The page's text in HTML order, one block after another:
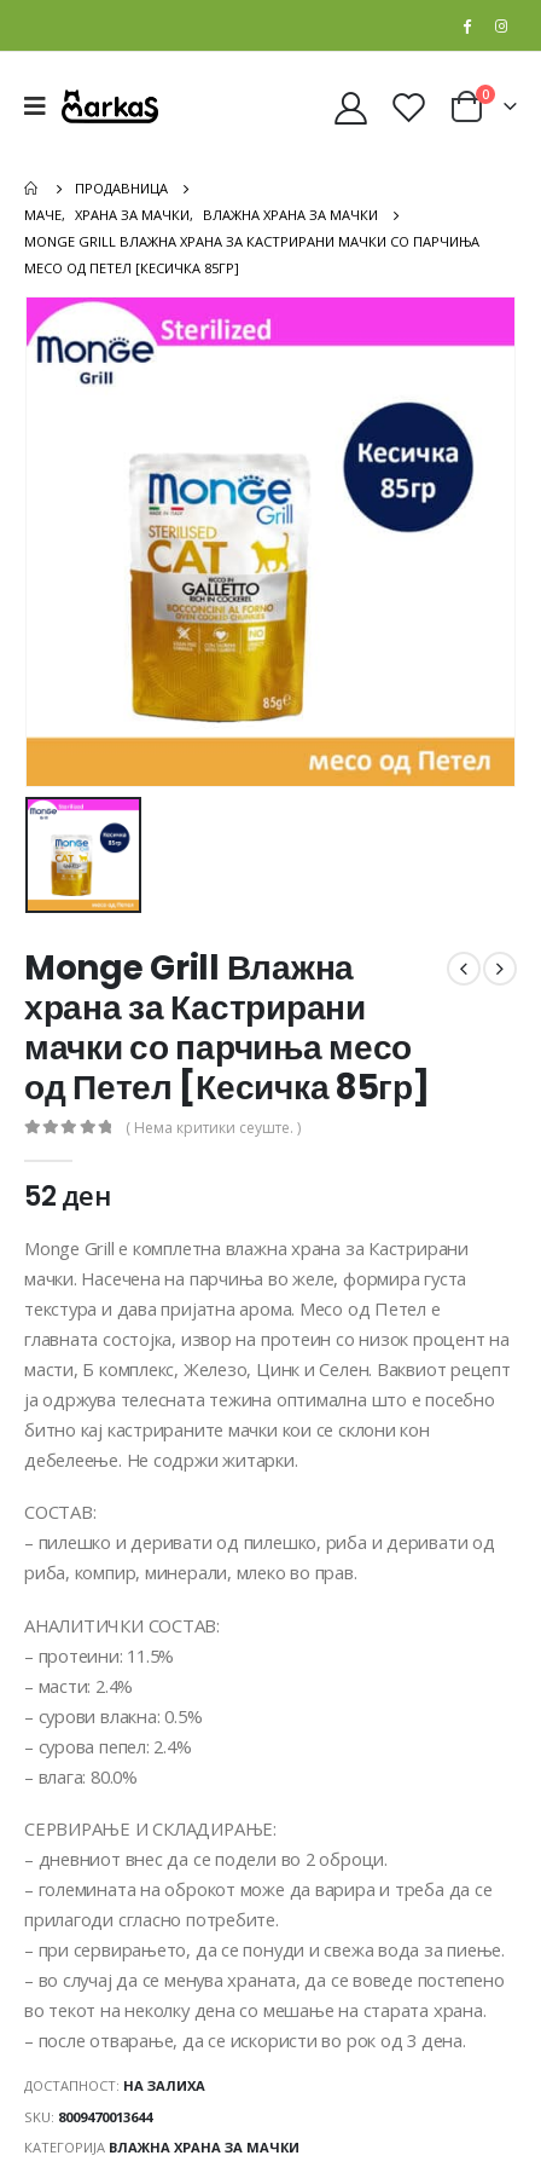
0
ПРОДАВНИЦА
МАЧЕ, ХРАНА ЗА МАЧКИ,
ВЛАЖНА ХРАНА ЗА МАЧКИ
MONGE GRILL ВЛАЖНА ХРАНА ЗА КАСТРИРАНИ МАЧКИ СО ПАРЧИЊА
МЕСО ОД ПЕТЕЛ [КЕСИЧКА 85ГР]
Monge Grill Влажна
храна за Кастрирани
мачки со парчиња месо
од Петел [Кесичка 85гр]
( Нема критики сеуште. )
52ден
Monge Grill е комплетна влажна храна за Кастрирани
мачки. Насечена на парчиња во желе, формира густа
текстура и дава пријатна арома. Месо од Петел е
главната состојка, извор на протеин со низок процент на
масти, Б комплекс, Железо, Цинк и Селен. Ваквиот рецепт
ја одржува телесната тежина оптимална што е посебно
битно кај кастрираните мачки кои се склони кон
дебелеење. Не содржи житарки.
СОСТАВ:
– пилешко и деривати од пилешко, риба и деривати од
риба, компир, минерали, млеко во прав.
АНАЛИТИЧКИ СОСТАВ:
– протеини: 11.5%
– масти: 2.4%
– сурови влакна: 0.5%
– сурова пепел: 2.4%
– влага: 80.0%
СЕРВИРАЊЕ И СКЛАДИРАЊЕ:
– дневниот внес да се подели во 2 оброци.
– големината на оброкот може да варира и треба да се
прилагоди сгласно потребите.
– при сервирањето, да се понуди и свежа вода за пиење.
– во случај да се менува храната, да се воведе постепено
во текот на неколку дена со мешање на старата храна.
– после отварање, да се искористи во рок од 3 дена.
ДОСТАПНОСТ: НА ЗАЛИХА
SKU: 8009470013644
КАТЕГОРИЈА ВЛАЖНА ХРАНА ЗА МАЧКИ